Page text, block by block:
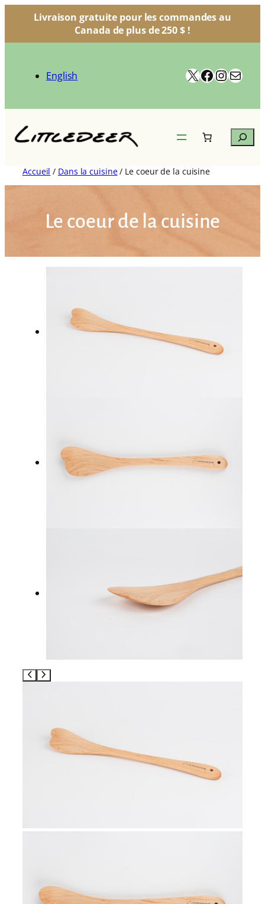
Livraison gratuite pour les commandes au
Canada de plus de 250 $ !
contenu English X Facebook
Search
Accueil / Dans la cuisine/ Le coeur de la cuisine
Le coeur de la cuisine